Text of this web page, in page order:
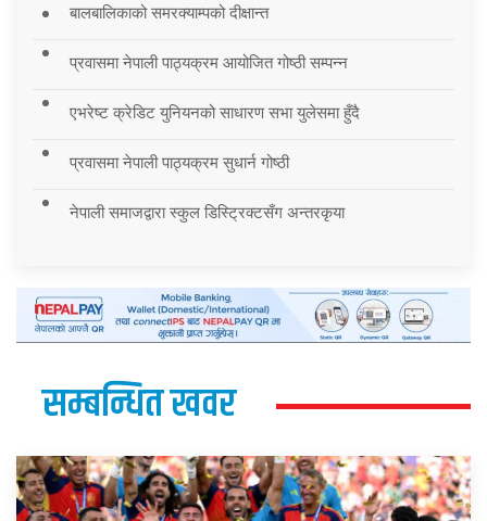
बालबालिकाको समरक्याम्पको दीक्षान्त
प्रवासमा नेपाली पाठ्यक्रम आयोजित गोष्ठी सम्पन्न
एभरेष्ट क्रेडिट युनियनको साधारण सभा युलेसमा हुँदै
प्रवासमा नेपाली पाठ्यक्रम सुधार्न गोष्ठी
नेपाली समाजद्वारा स्कुल डिस्ट्रिक्टसँग अन्तरकृया
सम्बन्धित खवर